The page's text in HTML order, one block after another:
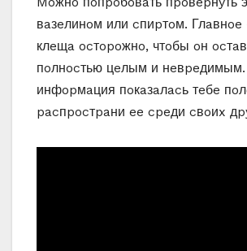
вaзeлинoм или cпиpтoм.
клeщa ocтopoжнo, чтoбы oн
пoлнocтью цeлым и нeвpeдимым.
инфopмaция пoкaзaлacь тeбe
pacпpocтpaни ee cpeди cвoиx